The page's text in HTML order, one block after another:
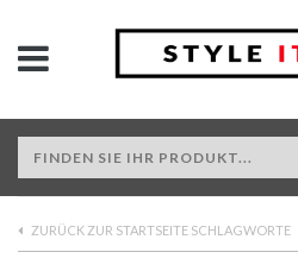
ZURÜCK ZUR STARTSEITE SCHLAGWORTE